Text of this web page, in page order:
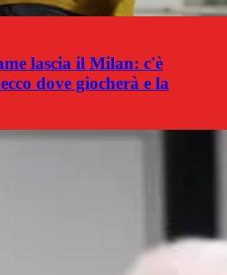
lascia il Milan: c'è
dove giocherà e la